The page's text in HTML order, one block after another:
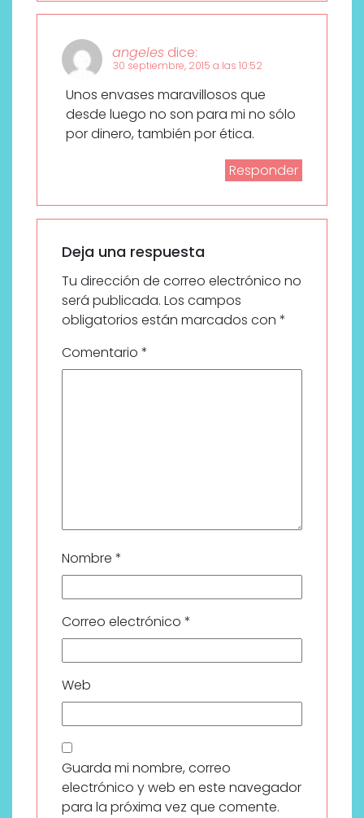
angeles dice:
30 septiembre, 2015 a las 10:52
Unos envases maravillosos que
desde luego no son para mi no sólo
por dinero, también por ética.
Responder
Deja una respuesta
Tu dirección de correo electrónico no
será publicada. Los campos
obligatorios están marcados con *
Comentario *
Nombre *
Correo electrónico *
Web
Guarda mi nombre, correo
electrónico y web en este navegador
para la próxima vez que comente.